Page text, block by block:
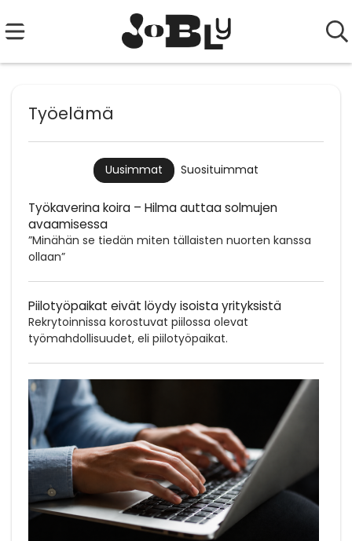
Työelämä
Uusimmat Suosituimmat
Työkaverina koira – Hilma auttaa solmujen
avaamisessa
”Minähän se tiedän miten tällaisten nuorten kanssa
ollaan”
Piilotyöpaikat eivät löydy isoista yrityksistä
Rekrytoinnissa korostuvat piilossa olevat
työmahdollisuudet, eli piilotyöpaikat.